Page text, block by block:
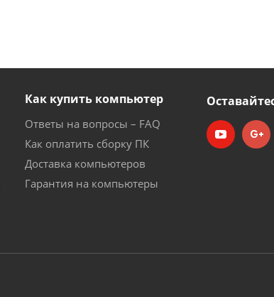
Как купить компьютер
Ответы на вопросы – FAQ
Как оплатить сборку ПК
Доставка компьютеров
Гарантия на компьютеры